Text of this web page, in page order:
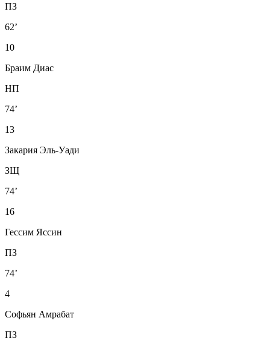
ПЗ
62’
10
Браим Диас
НП
74’
13
Закария Эль-Уади
ЗЩ
74’
16
Гессим Яссин
ПЗ
74’
4
Софьян Амрабат
ПЗ